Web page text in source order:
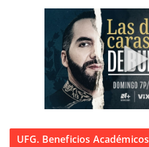
UFG. Beneficios Académicos